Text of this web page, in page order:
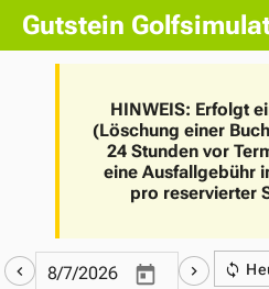
Gutstein
HINWEIS: Erfolgt
(Löschung einer
24 Stunden vor
eine Ausfallgebühr
pro reservierter